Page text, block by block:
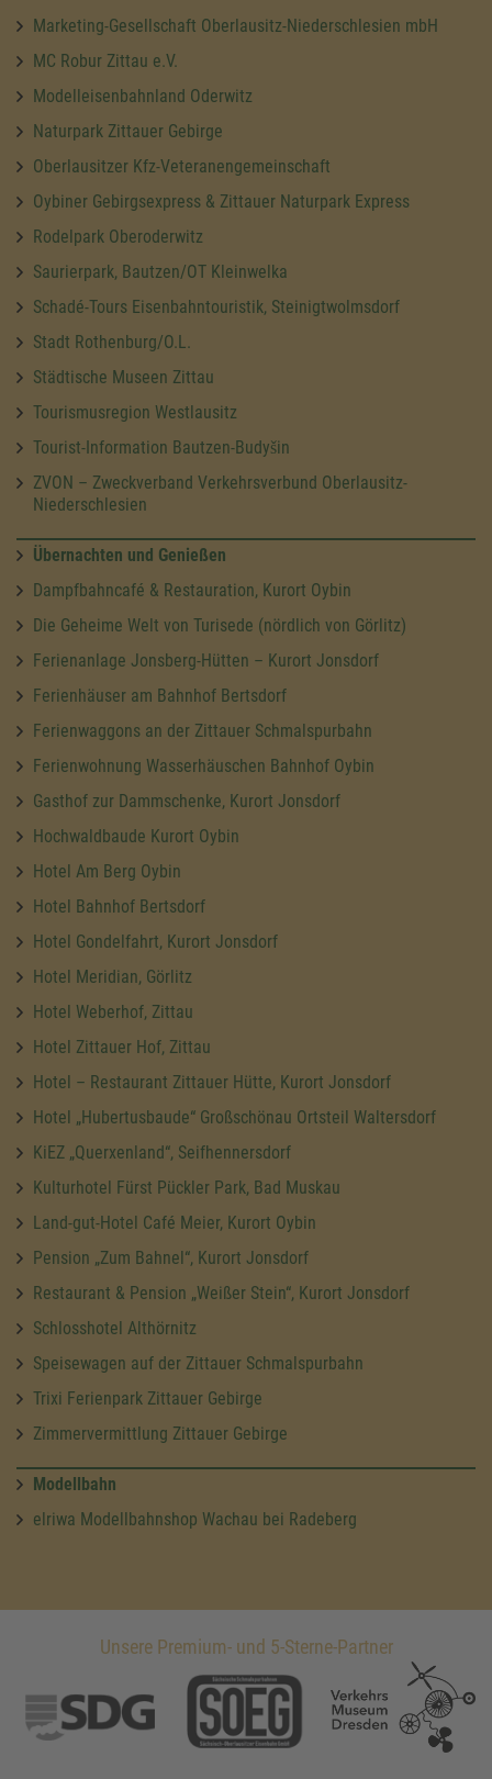
Marketing-Gesellschaft Oberlausitz-Niederschlesien mbH
MC Robur Zittau e.V.
Modelleisenbahnland Oderwitz
Naturpark Zittauer Gebirge
Oberlausitzer Kfz-Veteranengemeinschaft
Oybiner Gebirgsexpress & Zittauer Naturpark Express
Rodelpark Oberoderwitz
Saurierpark, Bautzen/OT Kleinwelka
Schadé-Tours Eisenbahntouristik, Steinigtwolmsdorf
Stadt Rothenburg/O.L.
Städtische Museen Zittau
Tourismusregion Westlausitz
Tourist-Information Bautzen-Budyšin
ZVON – Zweckverband Verkehrsverbund Oberlausitz-
Niederschlesien
Übernachten und Genießen
Dampfbahncafé & Restauration, Kurort Oybin
Die Geheime Welt von Turisede (nördlich von Görlitz)
Ferienanlage Jonsberg-Hütten – Kurort Jonsdorf
Ferienhäuser am Bahnhof Bertsdorf
Ferienwaggons an der Zittauer Schmalspurbahn
Ferienwohnung Wasserhäuschen Bahnhof Oybin
Gasthof zur Dammschenke, Kurort Jonsdorf
Hochwaldbaude Kurort Oybin
Hotel Am Berg Oybin
Hotel Bahnhof Bertsdorf
Hotel Gondelfahrt, Kurort Jonsdorf
Hotel Meridian, Görlitz
Hotel Weberhof, Zittau
Hotel Zittauer Hof, Zittau
Hotel – Restaurant Zittauer Hütte, Kurort Jonsdorf
Hotel „Hubertusbaude“ Großschönau Ortsteil Waltersdorf
KiEZ „Querxenland“, Seifhennersdorf
Kulturhotel Fürst Pückler Park, Bad Muskau
Land-gut-Hotel Café Meier, Kurort Oybin
Pension „Zum Bahnel“, Kurort Jonsdorf
Restaurant & Pension „Weißer Stein“, Kurort Jonsdorf
Schlosshotel Althörnitz
Speisewagen auf der Zittauer Schmalspurbahn
Trixi Ferienpark Zittauer Gebirge
Zimmervermittlung Zittauer Gebirge
Modellbahn
elriwa Modellbahnshop Wachau bei Radeberg
Unsere Premium- und 5-Sterne-Partner